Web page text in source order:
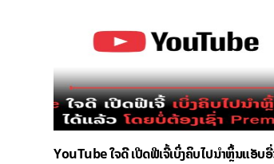
YouTube ໃຈດີ ເປີດຟີເຈີ້ເບິ່ງຄິບໄປນຳຫຼິ້ນແອັ